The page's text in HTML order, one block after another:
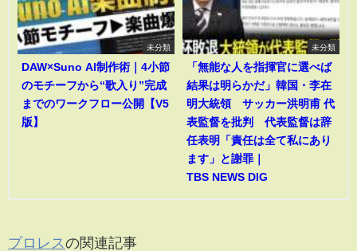
未分類
DAW×Suno AI制作術｜4小節
のモチーフから“歌入り”完成
までのワークフロー公開【V5
版】
未分類
「無能な人を指揮官に選べば
結果は明らかだ」韓国・李在
明大統領 サッカー洪明甫 代
表監督を批判 代表監督は辞
任表明「責任は全て私にあり
ます」と謝罪｜
TBS NEWS DIG
プロレスの関連記事